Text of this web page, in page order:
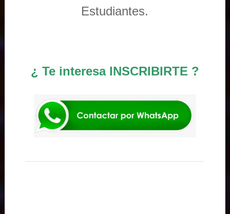
Estudiantes.
¿ Te interesa INSCRIBIRTE ?